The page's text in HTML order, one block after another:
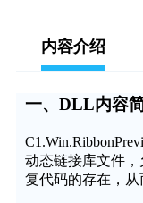
内容介绍
一、DLL内容
动态链接库文件
复代码的存在，从